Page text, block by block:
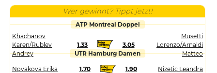
Wer gewinnt? Tippt jetzt!
ATP Montreal Doppel
Khachanov
Karen/Rublev
Andrey
1.33 3.05
Musetti
Lorenzo/Arnaldi
Matteo
UTR Hamburg Damen
Novakova Erika 1.70 1.90
Nizetic Leandra